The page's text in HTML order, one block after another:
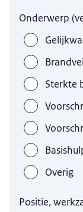
Onderwerp (
Sterkte
Overig
Positie,